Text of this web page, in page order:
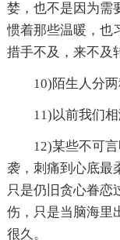
婪，也不是因为需
惯着那些温暖，也
措手不及，来不及
10)陌生人分
11)以前我们
12)某些不可
袭，刺痛到心底最
只是仍旧贪心眷恋
伤，只是当脑海里
很久。